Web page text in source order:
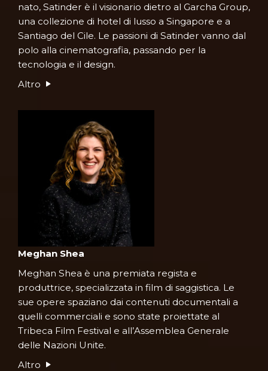
nato, Satinder è il visionario dietro al Garcha Group,
una collezione di hotel di lusso a Singapore e a
Santiago del Cile. Le passioni di Satinder vanno dal
polo alla cinematografia, passando per la
tecnologia e il design.
Altro
Meghan Shea
Meghan Shea è una premiata regista e
produttrice, specializzata in film di saggistica. Le
sue opere spaziano dai contenuti documentali a
quelli commerciali e sono state proiettate al
Tribeca Film Festival e all’Assemblea Generale
delle Nazioni Unite.
Altro